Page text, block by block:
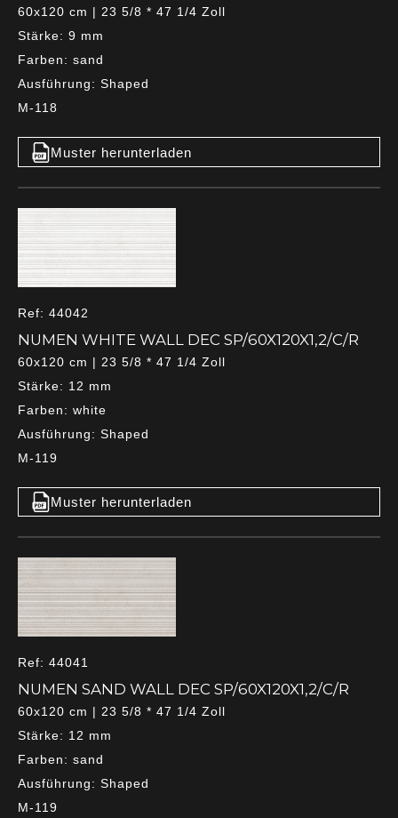
60x120 cm | 23 5/8 * 47 1/4 Zoll
Stärke: 9 mm
Farben: sand
Ausführung: Shaped
M-118
Muster herunterladen
Ref: 44042
NUMEN WHITE WALL DEC SP/60X120X1,2/C/R
60x120 cm | 23 5/8 * 47 1/4 Zoll
Stärke: 12 mm
Farben: white
Ausführung: Shaped
M-119
Muster herunterladen
Ref: 44041
NUMEN SAND WALL DEC SP/60X120X1,2/C/R
60x120 cm | 23 5/8 * 47 1/4 Zoll
Stärke: 12 mm
Farben: sand
Ausführung: Shaped
M-119